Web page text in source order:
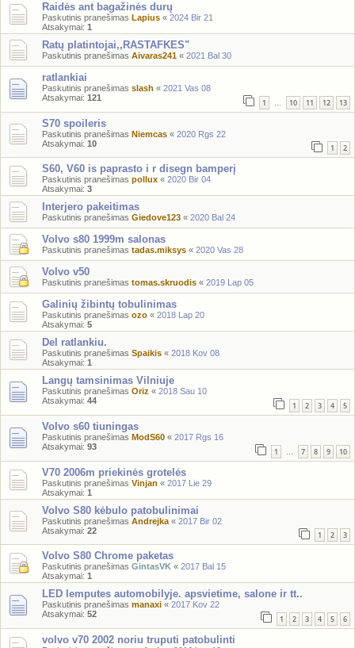
Raidės ant bagažinės durų
Paskutinis pranešimas Lapius « 2024 Bir 21
Atsakymai: 1
Ratų platintojai,,RASTAFKES"
Paskutinis pranešimas Aivaras241 « 2021 Bal 30
ratlankiai
Paskutinis pranešimas slash « 2021 Vas 08
Atsakymai: 121 1 … 10 11 12 13
S70 spoileris
Paskutinis pranešimas Niemcas « 2020 Rgs 22
Atsakymai: 10 1 2
S60, V60 is paprasto i r disegn bamperį
Paskutinis pranešimas pollux « 2020 Bir 04
Atsakymai: 3
Interjero pakeitimas
Paskutinis pranešimas Giedove123 « 2020 Bal 24
Volvo s80 1999m salonas
Paskutinis pranešimas tadas.miksys « 2020 Vas 28
Volvo v50
Paskutinis pranešimas tomas.skruodis « 2019 Lap 05
Galinių žibintų tobulinimas
Paskutinis pranešimas ozo « 2018 Lap 20
Atsakymai: 5
Del ratlankiu.
Paskutinis pranešimas Spaikis « 2018 Kov 08
Atsakymai: 1
Langų tamsinimas Vilniuje
Paskutinis pranešimas Oriz « 2018 Sau 10
Atsakymai: 44 1 2 3 4 5
Volvo s60 tiuningas
Paskutinis pranešimas ModS60 « 2017 Rgs 16
Atsakymai: 93 1 … 7 8 9 10
V70 2006m priekinės grotelės
Paskutinis pranešimas Vinjan « 2017 Lie 29
Atsakymai: 1
Volvo S80 kėbulo patobulinimai
Paskutinis pranešimas Andrejka « 2017 Bir 02
Atsakymai: 22 1 2 3
Volvo S80 Chrome paketas
Paskutinis pranešimas GintasVK « 2017 Bal 15
Atsakymai: 1
LED lemputes automobilyje. apsvietime, salone ir tt..
Paskutinis pranešimas manaxi « 2017 Kov 22
Atsakymai: 52 1 2 3 4 5 6
volvo v70 2002 noriu truputi patobulinti